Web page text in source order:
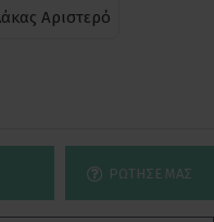
Αριστερό
ΡΏΤΗΣΕ ΜΑΣ